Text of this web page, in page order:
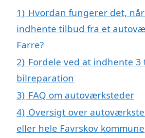
1) Hvordan fungerer det,
indhente tilbud fra et
Farre?
2) Fordele ved at indhente 3
bilreparation
3) FAQ om autoværksteder
4) Oversigt over
eller hele Favrskov kommune